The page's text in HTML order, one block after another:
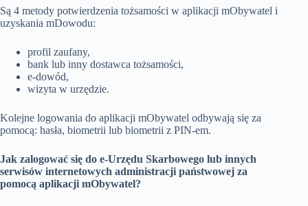
Są 4 metody potwierdzenia tożsamości w aplikacji mObywatel i
uzyskania mDowodu:
profil zaufany,
bank lub inny dostawca tożsamości,
e-dowód,
wizyta w urzędzie.
Kolejne logowania do aplikacji mObywatel odbywają się za
pomocą: hasła, biometrii lub biometrii z PIN-em.
Jak zalogować się do e-Urzędu Skarbowego lub innych
serwisów internetowych administracji państwowej za
pomocą aplikacji mObywatel?